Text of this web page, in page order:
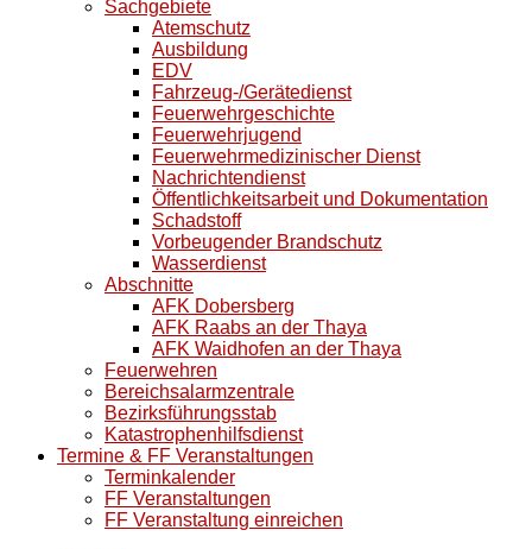
Sachgebiete
Atemschutz
Ausbildung
EDV
Fahrzeug-/Gerätedienst
Feuerwehrgeschichte
Feuerwehrjugend
Feuerwehrmedizinischer Dienst
Nachrichtendienst
Öffentlichkeitsarbeit und Dokumentation
Schadstoff
Vorbeugender Brandschutz
Wasserdienst
Abschnitte
AFK Dobersberg
AFK Raabs an der Thaya
AFK Waidhofen an der Thaya
Feuerwehren
Bereichsalarmzentrale
Bezirksführungsstab
Katastrophenhilfsdienst
Termine & FF Veranstaltungen
Terminkalender
FF Veranstaltungen
FF Veranstaltung einreichen